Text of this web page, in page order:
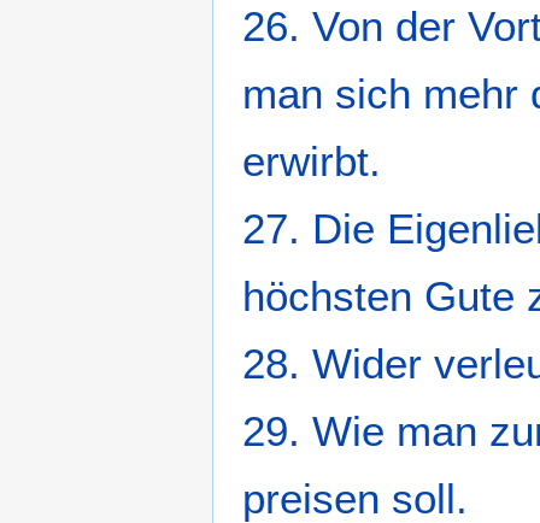
26. Von der
man sich mehr
erwirbt.
27. Die
höchsten Gute
28. Wider
29. Wie man
preisen soll.